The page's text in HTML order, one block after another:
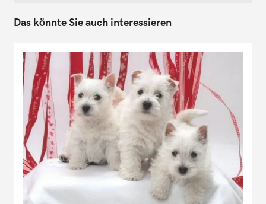
Das könnte Sie auch interessieren